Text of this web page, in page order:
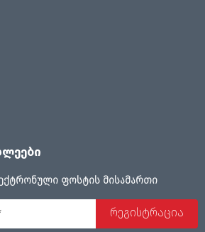
ფოსტის მისამართი